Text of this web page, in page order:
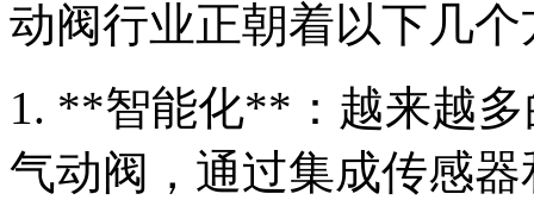
动阀行业正朝着以下几
1. **智能化**：越来越
气动阀，通过集成传感